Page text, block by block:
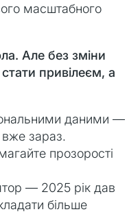
масштабного
Але без зміни
привілеєм, а
даними —
вже зараз.
прозорості
— 2025 рік дав
більше